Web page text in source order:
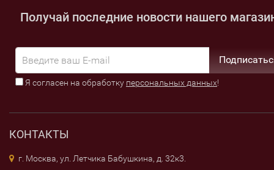
Получай последние новости нашего
Я согласен на обработку персональных данных!
КОНТАКТЫ
г. Москва, ул. Летчика Бабушкина, д. 32к3.